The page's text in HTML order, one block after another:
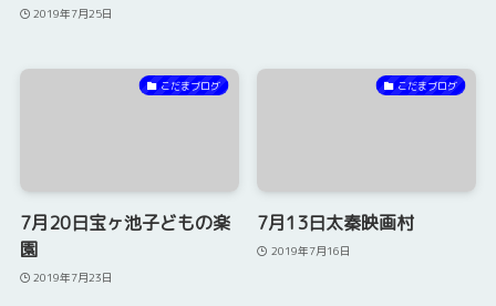
2019年7月25日
こだまブログ
7月20日宝ヶ池子どもの楽
園
2019年7月23日
こだまブログ
7月13日太秦映画村
2019年7月16日